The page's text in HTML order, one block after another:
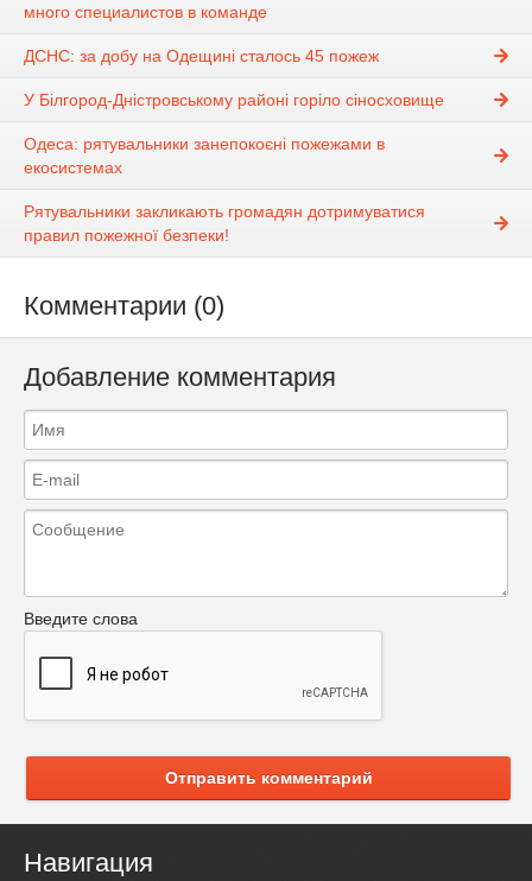
много специалистов в команде
ДСНС: за добу на Одещині сталось 45 пожеж
У Білгород-Дністровському районі горіло сіносховище
Одеса: рятувальники занепокоєні пожежами в
екосистемах
Рятувальники закликають громадян дотримуватися
правил пожежної безпеки!
Комментарии (0)
Добавление комментария
Введите слова
Отправить комментарий
Навигация